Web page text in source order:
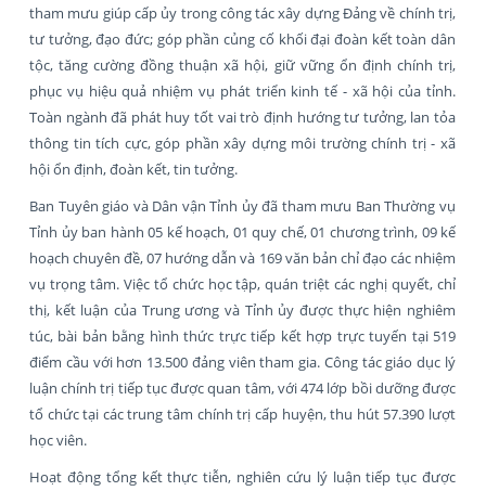
tham mưu giúp cấp ủy trong công tác xây dựng Đảng về chính trị,
tư tưởng, đạo đức; góp phần củng cố khối đại đoàn kết toàn dân
tộc, tăng cường đồng thuận xã hội, giữ vững ổn định chính trị,
phục vụ hiệu quả nhiệm vụ phát triển kinh tế - xã hội của tỉnh.
Toàn ngành đã phát huy tốt vai trò định hướng tư tưởng, lan tỏa
thông tin tích cực, góp phần xây dựng môi trường chính trị - xã
hội ổn định, đoàn kết, tin tưởng.
Ban Tuyên giáo và Dân vận Tỉnh ủy đã tham mưu Ban Thường vụ
Tỉnh ủy ban hành 05 kế hoạch, 01 quy chế, 01 chương trình, 09 kế
hoạch chuyên đề, 07 hướng dẫn và 169 văn bản chỉ đạo các nhiệm
vụ trọng tâm. Việc tổ chức học tập, quán triệt các nghị quyết, chỉ
thị, kết luận của Trung ương và Tỉnh ủy được thực hiện nghiêm
túc, bài bản bằng hình thức trực tiếp kết hợp trực tuyến tại 519
điểm cầu với hơn 13.500 đảng viên tham gia. Công tác giáo dục lý
luận chính trị tiếp tục được quan tâm, với 474 lớp bồi dưỡng được
tổ chức tại các trung tâm chính trị cấp huyện, thu hút 57.390 lượt
học viên.
Hoạt động tổng kết thực tiễn, nghiên cứu lý luận tiếp tục được